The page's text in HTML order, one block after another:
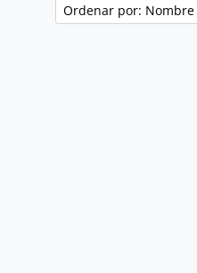
Ordenar por: Nombre